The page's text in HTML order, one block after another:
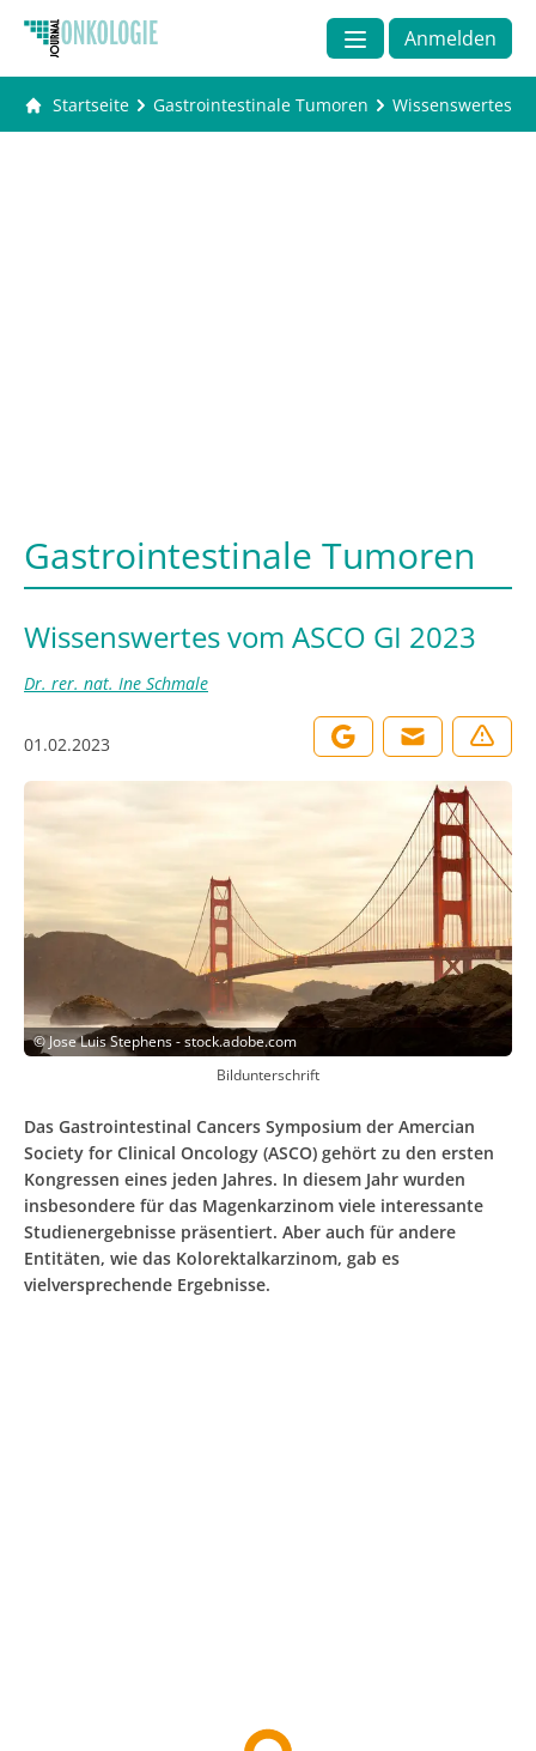
Anmelden
Startseite Gastrointestinale Tumoren Wissenswertes
Gastrointestinale Tumoren
Wissenswertes vom ASCO GI 2023
Dr. rer. nat. Ine Schmale
01.02.2023
©Jose Luis Stephens - stock.adobe.com
Bildunterschrift
Das Gastrointestinal Cancers Symposium der Amercian
Society for Clinical Oncology (ASCO) gehört zu den ersten
Kongressen eines jeden Jahres. In diesem Jahr wurden
insbesondere für das Magenkarzinom viele interessante
Studienergebnisse präsentiert. Aber auch für andere
Entitäten, wie das Kolorektalkarzinom, gab es
vielversprechende Ergebnisse.